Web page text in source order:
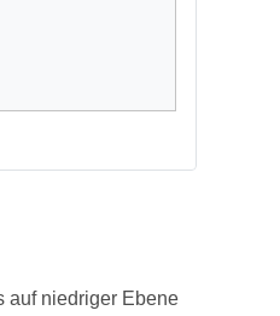
auf niedriger Ebene